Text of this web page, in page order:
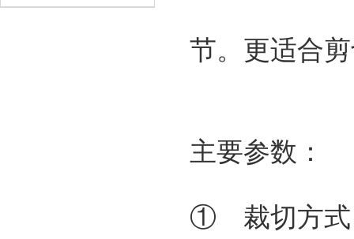
节。更适合
主要参数：
① 裁切方式